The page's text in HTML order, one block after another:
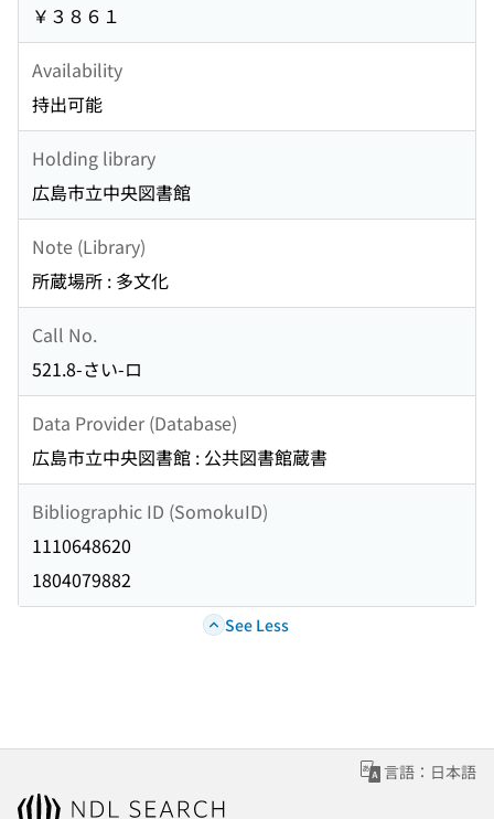
￥３８６１
Availability
持出可能
Holding library
広島市立中央図書館
Note (Library)
所蔵場所 : 多文化
Call No.
521.8-さい-ロ
Data Provider (Database)
広島市立中央図書館 : 公共図書館蔵書
Bibliographic ID (SomokuID)
1110648620
1804079882
See Less
言語：日本語